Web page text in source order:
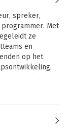
spreker,
Met
ze
en
op het
lezers uit tot